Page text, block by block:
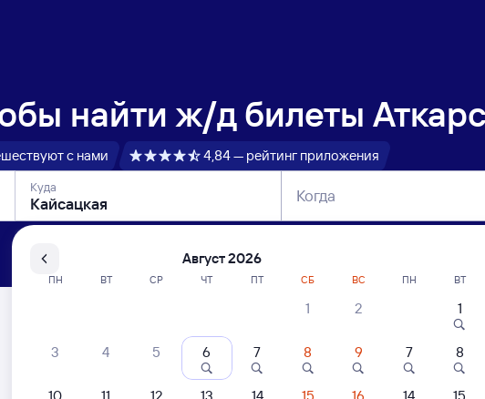
найти ж/д билеты
с нами 4,84 — рейтинг приложения
Куда Когда
Расписание поездов Аткарск — Кайсацкая
Август 2026
ПН ВТ СР ЧТ ПТ СБ ВС
1 2
3 4 5 6 7 8 9
ПН ВТ
1
7 8